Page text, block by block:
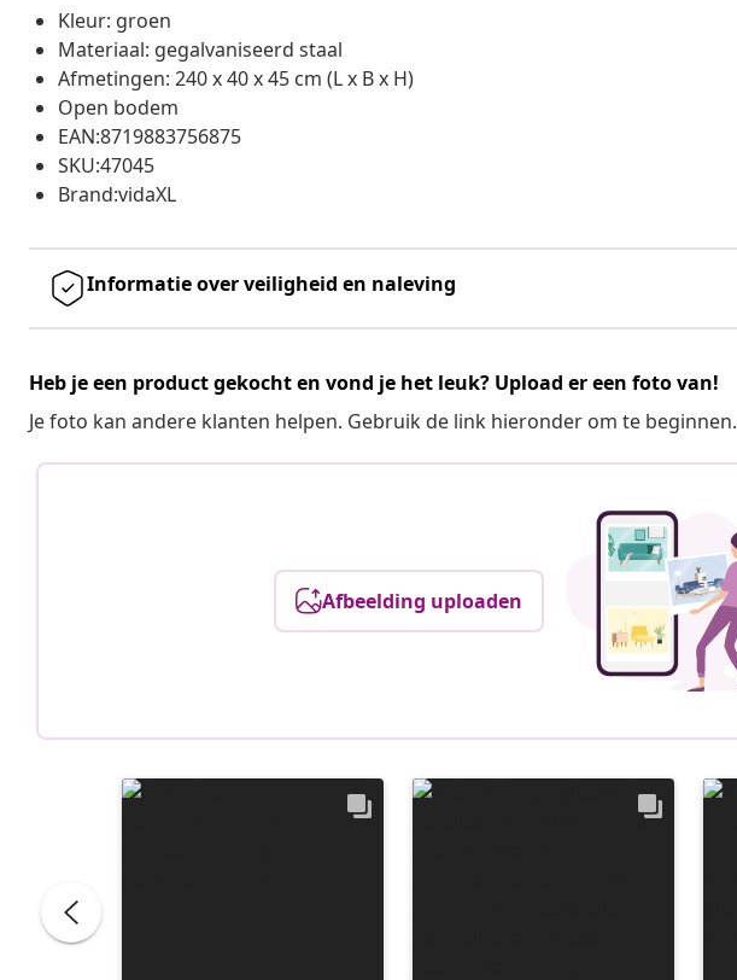
Kleur: groen
Materiaal: gegalvaniseerd staal
Afmetingen: 240 x 40 x 45 cm (L x B x H)
Open bodem
EAN:8719883756875
SKU:47045
Brand:vidaXL
Informatie over veiligheid en naleving
Heb je een product gekocht en vond je het leuk? Upload er een foto van!
Je foto kan andere klanten helpen. Gebruik de link hieronder om te beginnen.
Afbeelding uploaden